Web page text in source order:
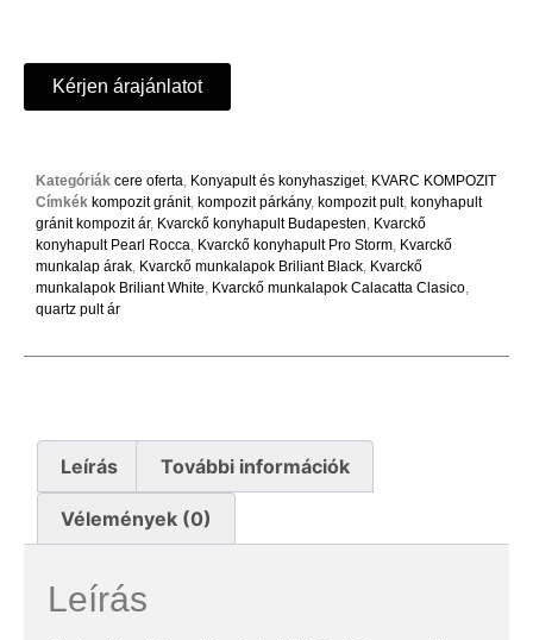
Kérjen árajánlatot
Kategóriák cere oferta, Konyapult és konyhasziget, KVARC KOMPOZIT
Címkék kompozit gránit, kompozit párkány, kompozit pult, konyhapult
gránit kompozit ár, Kvarckő konyhapult Budapesten, Kvarckő
konyhapult Pearl Rocca, Kvarckő konyhapult Pro Storm, Kvarckő
munkalap árak, Kvarckő munkalapok Briliant Black, Kvarckő
munkalapok Briliant White, Kvarckő munkalapok Calacatta Clasico,
quartz pult ár
Leírás További információk
Vélemények (0)
Leírás